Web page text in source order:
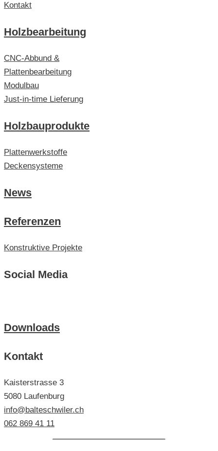
Kontakt
Holzbearbeitung
CNC-Abbund &
Plattenbearbeitung
Modulbau
Just-in-time Lieferung
Holzbauprodukte
Plattenwerkstoffe
Deckensysteme
News
Referenzen
Konstruktive Projekte
Social Media
Downloads
Kontakt
Kaisterstrasse 3
5080 Laufenburg
info@balteschwiler.ch
062 869 41 11